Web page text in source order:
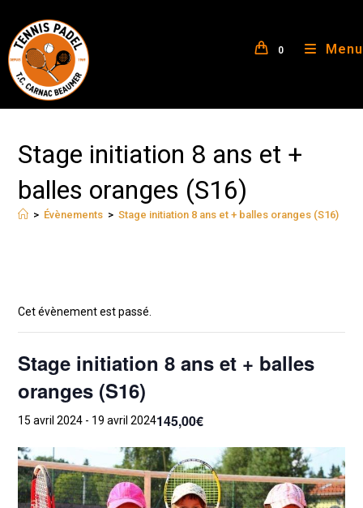
0 Menu
Stage initiation 8 ans et +
balles oranges (S16)
> Évènements > Stage initiation 8 ans et + balles oranges (S16)
Cet évènement est passé.
Stage initiation 8 ans et + balles
oranges (S16)
15 avril 2024 - 19 avril 2024145,00€